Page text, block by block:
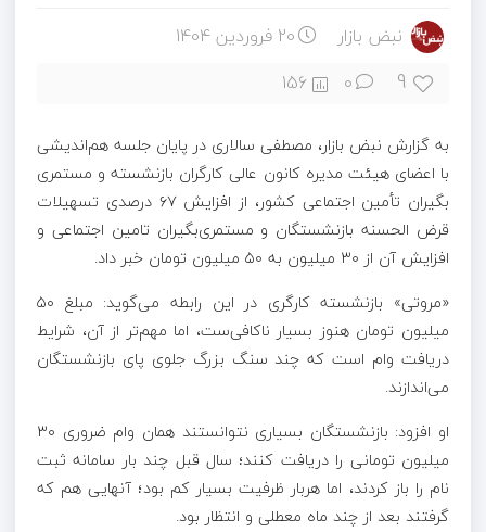
نبض بازار 20 فروردین 1404
9 ۰ 156
به گزارش نبض بازار، مصطفی سالاری در پایان جلسه هم‌اندیشی
با اعضای هیئت مدیره کانون عالی کارگران بازنشسته و مستمری
بگیران تأمین اجتماعی کشور، از افزایش ۶۷ درصدی تسهیلات
قرض الحسنه بازنشستگان و مستمری‌بگیران تامین اجتماعی و
افزایش آن از ۳۰ میلیون به ۵۰ میلیون تومان خبر داد.
«مروتی» بازنشسته کارگری در این رابطه می‌گوید: مبلغ ۵۰
میلیون تومان هنوز بسیار ناکافی‌ست، اما مهم‌تر از آن، شرایط
دریافت وام است که چند سنگ بزرگ جلوی پای بازنشستگان
می‌اندازند.
او افزود: بازنشستگان بسیاری نتوانستند همان وام ضروری ۳۰
میلیون تومانی را دریافت کنند؛ سال قبل چند بار سامانه ثبت
نام را باز کردند، اما هربار ظرفیت بسیار کم بود؛ آنهایی هم که
گرفتند بعد از چند ماه معطلی و انتظار بود.